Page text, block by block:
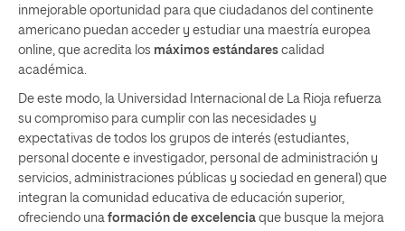
inmejorable oportunidad para que ciudadanos del continente
americano puedan acceder y estudiar una maestría europea
online, que acredita los máximos estándares calidad
académica.
De este modo, la Universidad Internacional de La Rioja refuerza
su compromiso para cumplir con las necesidades y
expectativas de todos los grupos de interés (estudiantes,
personal docente e investigador, personal de administración y
servicios, administraciones públicas y sociedad en general) que
integran la comunidad educativa de educación superior,
ofreciendo una formación de excelencia que busque la mejora